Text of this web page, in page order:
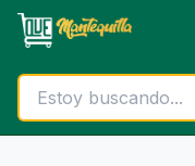
Saltar al contenido